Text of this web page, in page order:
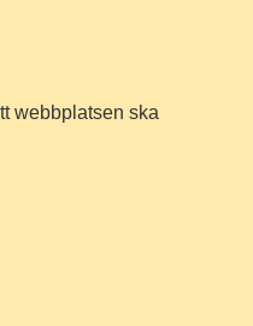
webbplatsen ska